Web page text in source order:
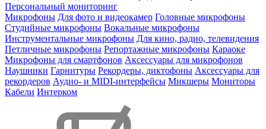
Персональный мониторинг
Микрофоны Для фото и видеокамер Головные микрофоны
Студийные микрофоны Вокальные микрофоны
Инструментальные микрофоны Для кино, радио, телевидения
Петличные микрофоны Репортажные микрофоны Караоке
Микрофоны для смартфонов Аксессуары для микрофонов
Наушники Гарнитуры Рекордеры, диктофоны Аксессуары для
рекордеров Аудио- и MIDI-интерфейсы Микшеры Мониторы
Кабели Интерком